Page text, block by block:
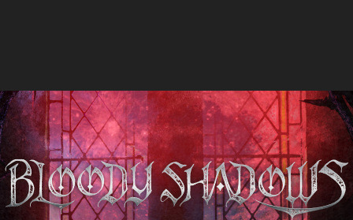
ン
ツ
へ
ス
キ
ッ